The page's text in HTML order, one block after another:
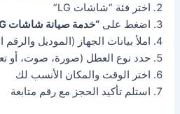
اختر فئة “شاشات LG”
اضغط على“خدمة صيانة شاشات LG”
املأ بيانات الجهاز (الموديل
حدد نوع العطل (صورة، صوت، أو
اختر الوقت والمكان الأنسب لك
استلم تأكيد الحجز مع رقم متابعة